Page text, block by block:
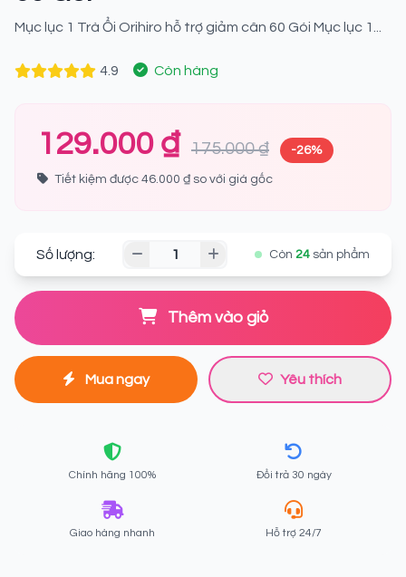
Mục lục 1 Trà Ổi Orihiro hỗ trợ giảm cân 60 Gói Mục lục 1...
4.9 Còn hàng
129.000 ₫ 175.000 ₫ -26%
Tiết kiệm được 46.000 ₫ so với giá gốc
Số lượng: Còn 24 sản phẩm
Thêm vào giỏ
Mua ngay Yêu thích
Chính hãng 100% Đổi trả 30 ngày
Giao hàng nhanh Hỗ trợ 24/7